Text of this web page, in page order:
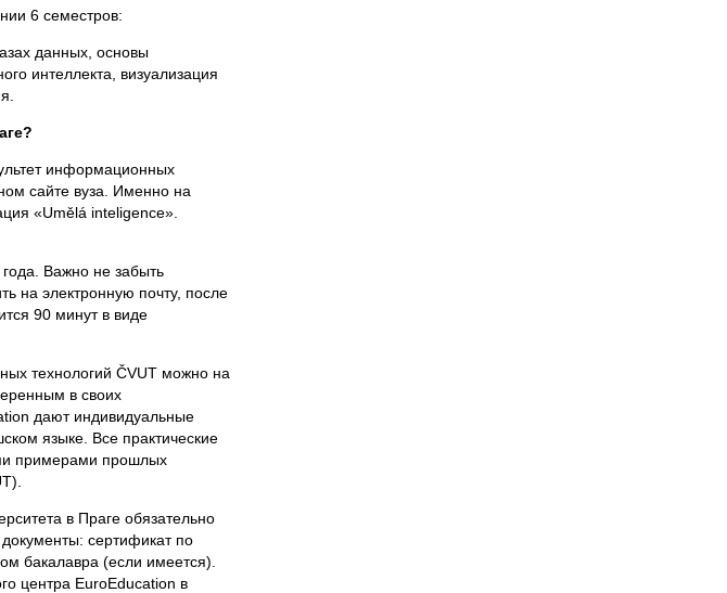
6 семестров:
данных, основы
интеллекта, визуализация
информационных
сайте вуза. Именно на
«Umělá inteligence».
Важно не забыть
на электронную почту, после
90 минут в виде
технологий ČVUT можно на
в своих
дают индивидуальные
языке. Все практические
примерами прошлых
в Праге обязательно
сертификат по
бакалавра (если имеется).
центра EuroEducation в